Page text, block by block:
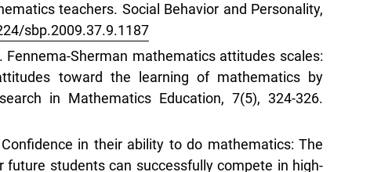
teachers. Social Behavior and Personality,
sbp.2009.37.9.1187
Fennema-Sherman mathematics attitudes scales:
toward the learning of mathematics by
in Mathematics Education, 7(5), 324-326.
in their ability to do mathematics: The
students can successfully compete in high-